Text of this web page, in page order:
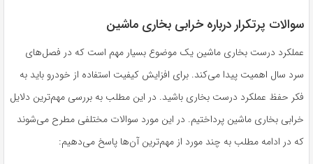
سوالات پرتکرار درباره خرابی بخاری ماشین
عملکرد درست بخاری ماشین یک موضوع بسیار مهم است که در فصل‌های
سرد سال اهمیت پیدا می‌کند. برای افزایش کیفیت استفاده از خودرو باید به
فکر حفظ عملکرد درست بخاری باشید. در این مطلب به بررسی مهم‌ترین دلایل
خرابی بخاری ماشین پرداختیم. در این مورد سوالات مختلفی مطرح می‌شوند
که در ادامه مطلب به چند مورد از مهم‌ترین آن‌ها پاسخ می‌دهیم: